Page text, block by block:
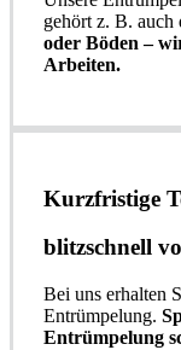
gehört z. B. auch
oder Böden –
Arbeiten.
Kurzfristige
blitzschnell
Bei uns erhalten
Entrümpelung.
Entrümpelung